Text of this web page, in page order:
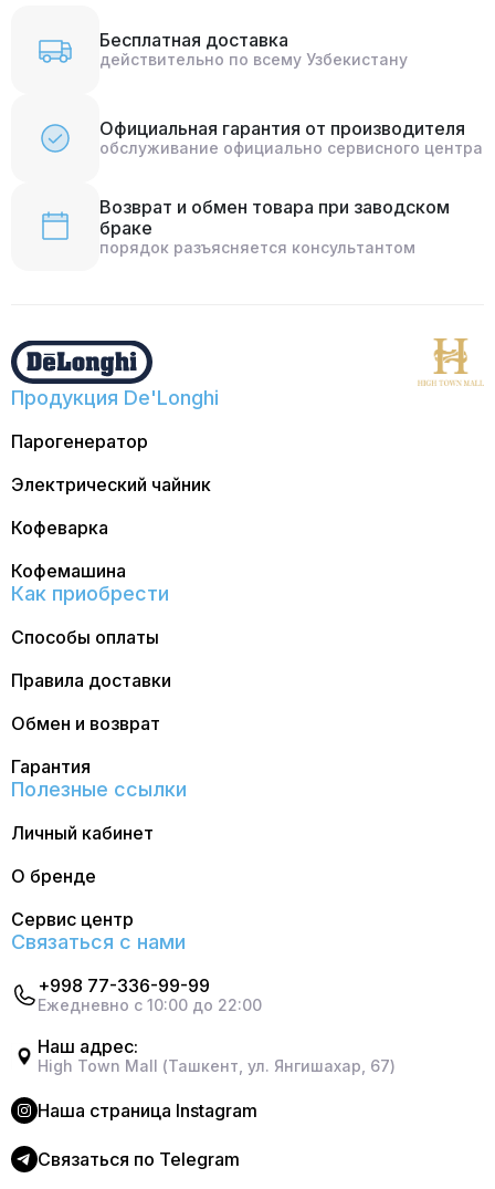
Бесплатная доставка
действительно по всему Узбекистану
Официальная гарантия от производителя
обслуживание официально сервисного центра
Возврат и обмен товара при заводском
браке
порядок разъясняется консультантом
Продукция De'Longhi
Парогенератор
Электрический чайник
Кофеварка
Кофемашина
Как приобрести
Способы оплаты
Правила доставки
Обмен и возврат
Гарантия
Полезные ссылки
Личный кабинет
О бренде
Сервис центр
Связаться с нами
+998 77-336-99-99
Ежедневно с 10:00 до 22:00
Наш адрес:
High Town Mall (Ташкент, ул. Янгишахар, 67)
Наша страница Instagram
Cвязаться по Telegram